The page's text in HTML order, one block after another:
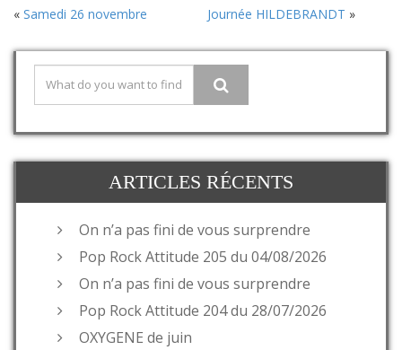
« Samedi 26 novembre Journée HILDEBRANDT »
ARTICLES RÉCENTS
On n’a pas fini de vous surprendre
Pop Rock Attitude 205 du 04/08/2026
On n’a pas fini de vous surprendre
Pop Rock Attitude 204 du 28/07/2026
OXYGENE de juin